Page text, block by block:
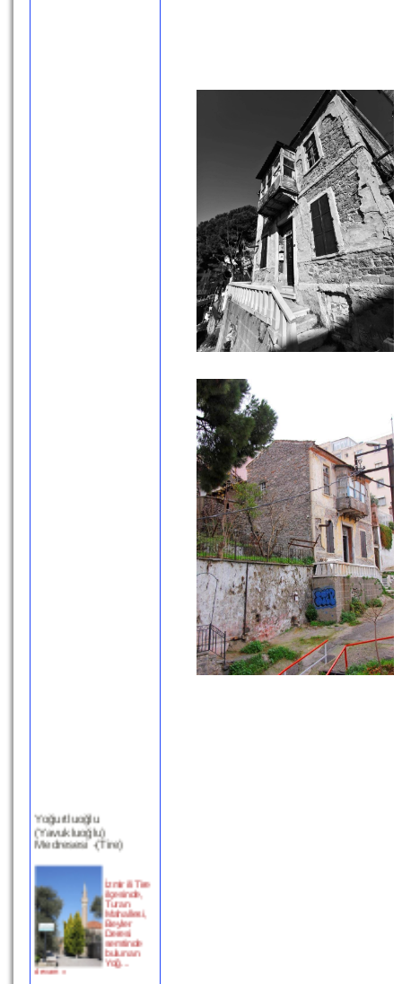
(Yavukluoğlu)
Medresesi -(Tire)
ilçesinde,
Turan
Mahallesi,
Beyler
Deresi
semtinde
bulunan
Yoğ...
devam »